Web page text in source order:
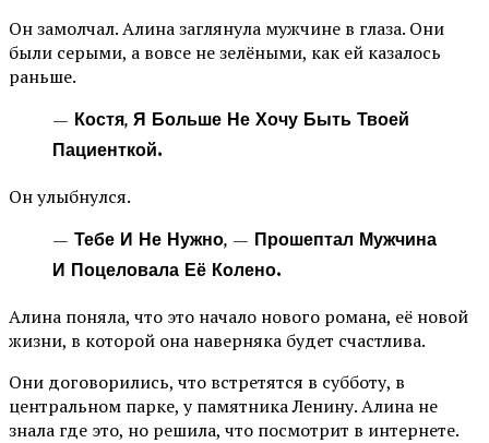
Он замолчал. Алина заглянула мужчине в глаза. Они
были серыми, а вовсе не зелёными, как ей казалось
раньше.
— Костя, Я Больше Не Хочу Быть Твоей
Пациенткой.
Он улыбнулся.
— Тебе И Не Нужно, — Прошептал Мужчина
И Поцеловала Её Колено.
Алина поняла, что это начало нового романа, её новой
жизни, в которой она наверняка будет счастлива.
Они договорились, что встретятся в субботу, в
центральном парке, у памятника Ленину. Алина не
знала где это, но решила, что посмотрит в интернете.